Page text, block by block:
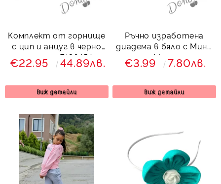
Комплект от горнище
с цип и анцуг в черно
за момче 7436454
€22.95 44.89лв.
Виж детайли
Ръчно изработена
диадема в бяло с Мини
Маус
€3.99 7.80лв.
Виж детайли